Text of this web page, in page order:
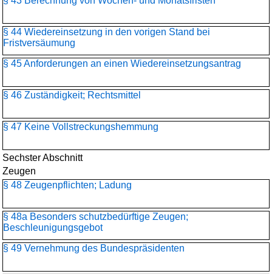
§ 44 Wiedereinsetzung in den vorigen Stand bei
Fristversäumung
§ 45 Anforderungen an einen Wiedereinsetzungsantrag
§ 46 Zuständigkeit; Rechtsmittel
§ 47 Keine Vollstreckungshemmung
Sechster Abschnitt
Zeugen
§ 48 Zeugenpflichten; Ladung
§ 48a Besonders schutzbedürftige Zeugen;
Beschleunigungsgebot
§ 49 Vernehmung des Bundespräsidenten